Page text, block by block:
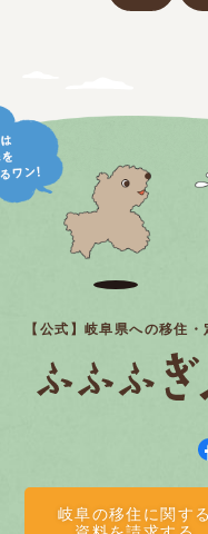
【公式】岐阜県への移住
岐阜の移住に関する